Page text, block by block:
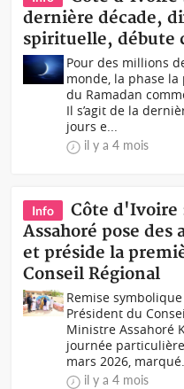
dernière décade,
spirituelle, débute
Pour des millions
monde, la phase
du Ramadan
Il s’agit de la
jours e...
il y a 4 mois
Info
Côte d'Ivoire
Assahoré pose
et préside la
Conseil Régional
Remise
Président du
Ministre Assahoré
journée
mars 2026,
il y a 4 mois